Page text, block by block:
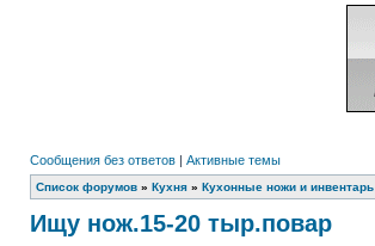
Сообщения без ответов | Активные темы
Список форумов » Кухня » Кухонные ножи и инвентарь
Ищу нож.15-20 тыр.повар